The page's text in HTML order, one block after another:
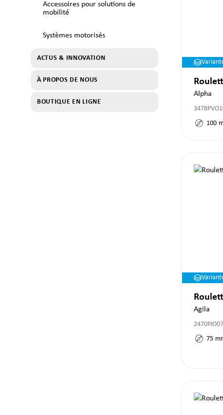
Accessoires pour solutions de
mobilité
Systèmes motorisés
ACTUS & INNOVATION
À PROPOS DE NOUS
BOUTIQUE EN LIGNE
Alpha
100
Agila
75